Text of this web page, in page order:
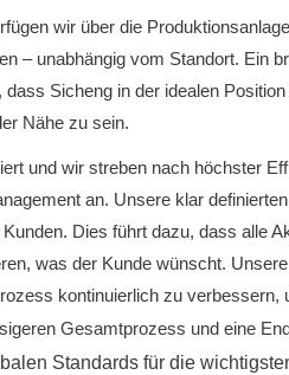
wir über die
– unabhängig vom Standort. Ein
dass Sicheng in der idealen
Nähe zu sein.
und wir streben nach höchster
an. Unsere klar
Dies führt dazu, dass alle
was der Kunde wünscht.
kontinuierlich zu
Gesamtprozess und eine
Standards für die